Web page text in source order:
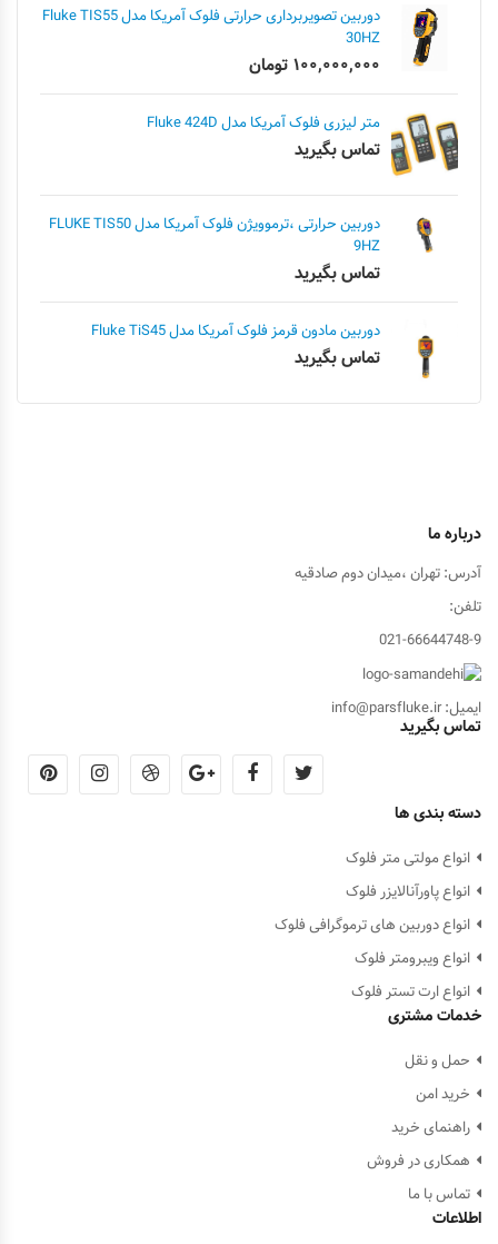
دوربین تصویربرداری حرارتی فلوک آمریکا مدل Fluke TIS55
30HZ
۱۰۰,۰۰۰,۰۰۰ تومان
متر لیزری فلوک آمریکا مدل Fluke 424D
تماس بگیرید
دوربین حرارتی ،ترموویژن فلوک آمریکا مدل FLUKE TIS50
9HZ
تماس بگیرید
دوربین مادون قرمز فلوک آمریکا مدل Fluke TiS45
تماس بگیرید
درباره ما
آدرس: تهران ،میدان دوم صادقیه
تلفن:
021-66644748-9
ایمیل: info@parsfluke.ir
تماس بگیرید
دسته بندی ها
انواع مولتی متر فلوک
انواع پاورآنالایزر فلوک
انواع دوربین های ترموگرافی فلوک
انواع ویبرومتر فلوک
انواع ارت تستر فلوک
خدمات مشتری
حمل و نقل
خرید امن
راهنمای خرید
همکاری در فروش
تماس با ما
اطلاعات